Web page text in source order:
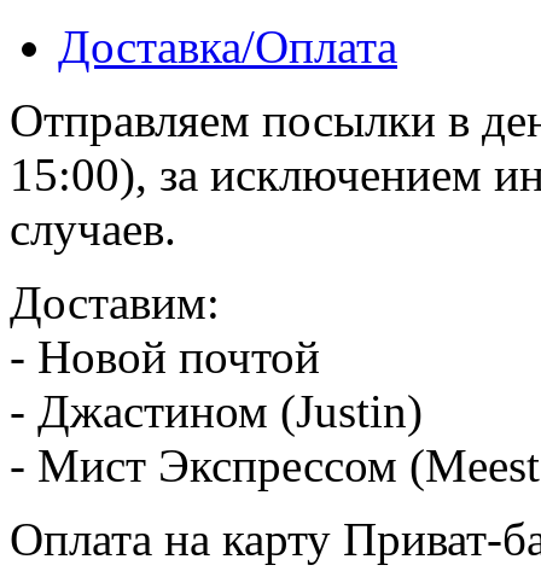
Доставка/Оплата
Отправляем посылки в
15:00), за исключением
случаев.
Доставим:
- Новой почтой
- Джастином (Justin)
- Мист Экспрессом
Оплата на карту Приват-